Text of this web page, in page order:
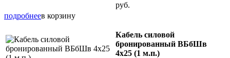
руб.
подробнеев корзину
Кабель силовой
бронированный ВБбШв
4х25 (1 м.п.)